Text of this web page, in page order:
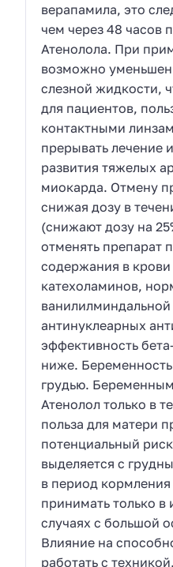
верапамила, это
чем через 48 часов
Атенолола. При
возможно
слезной жидкости,
для пациентов,
контактными
прерывать лечение
развития тяжелых
миокарда. Отмену
снижая дозу в
(снижают дозу на
отменять препарат
содержания в
катехоламинов,
антинуклеарных
эффективность
ниже.
грудью.
Атенолол только в
польза для матери
потенциальный
выделяется с
в период кормления
принимать только в
случаях с большой
Влияние на
работать с